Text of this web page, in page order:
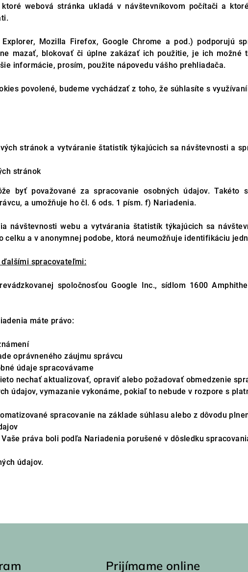
webová stránka ukladá v návštevníkovom počítači a
Mozilla Firefox, Google Chrome a pod.) podporujú
mazať, blokovať či úplne zakázať ich použitie, je ich
informácie, prosím, použite nápovedu vášho prehliadača.
povolené, budeme vychádzať z toho, že súhlasíte s
stránok a vytváranie štatistík týkajúcich sa návštevnosti a
stránok
byť považované za spracovanie osobných údajov. Takéto
a umožňuje ho čl. 6 ods. 1 písm. f) Nariadenia.
návštevnosti webu a vytvárania štatistík týkajúcich sa
celku a v anonymnej podobe, ktorá neumožňuje identifikáciu
ďalšími spracovateľmi:
spoločnosťou Google Inc., sídlom 1600
máte právo:
oprávneného záujmu správcu
údaje spracovávame
nechať aktualizovať, opraviť alebo požadovať obmedzenie
údajov, vymazanie vykonáme, pokiaľ to nebude v rozpore s
spracovanie na základe súhlasu alebo z dôvodu
práva boli podľa Nariadenia porušené v dôsledku
údajov.
Prijímame online